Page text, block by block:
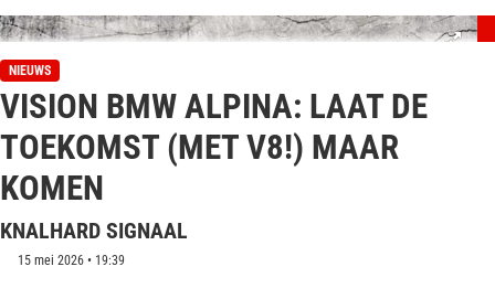
NIEUWS
VISION BMW ALPINA: LAAT DE
TOEKOMST (MET V8!) MAAR
KOMEN
KNALHARD SIGNAAL
15 mei 2026 • 19:39